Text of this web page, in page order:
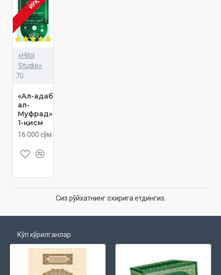
ЙЎҚ
«Hilol
Studio»
70
«Ал-адаб
ал-
Муфрад»
1-қисм
16 000 сўм
Сиз рўйхатнинг охирига етдингиз.
Кўп кўрилганлар